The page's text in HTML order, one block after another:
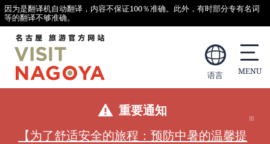
因为是翻译机自动翻译，内容不保证100％准确。此外，有时部分专有名词
等的翻译不够准确。
语言
重要通知
【为了舒适安全的旅程：预防中暑的温馨提